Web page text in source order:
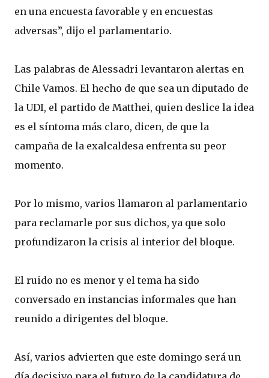
en una encuesta favorable y en encuestas
adversas”, dijo el parlamentario.
Las palabras de Alessadri levantaron alertas en
Chile Vamos. El hecho de que sea un diputado de
la UDI, el partido de Matthei, quien deslice la idea
es el síntoma más claro, dicen, de que la
campaña de la exalcaldesa enfrenta su peor
momento.
Por lo mismo, varios llamaron al parlamentario
para reclamarle por sus dichos, ya que solo
profundizaron la crisis al interior del bloque.
El ruido no es menor y el tema ha sido
conversado en instancias informales que han
reunido a dirigentes del bloque.
Así, varios advierten que este domingo será un